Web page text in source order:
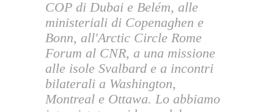
COP di Dubai e Belém, alle
ministeriali di Copenaghen e
Bonn, all'Arctic Circle Rome
Forum al CNR, a una missione
alle isole Svalbard e a incontri
bilaterali a Washington,
Montreal e Ottawa. Lo abbiamo